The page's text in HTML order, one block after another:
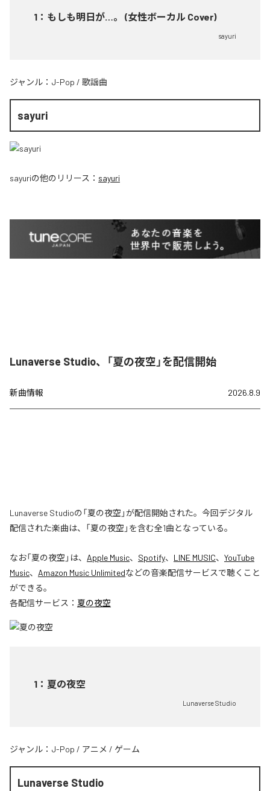
1 ： もしも明日が…。 (女性ボーカル Cover)
sayuri
ジャンル： J-Pop / 歌謡曲
sayuri
sayuriの他のリリース： sayuri
Lunaverse Studio、「夏の夜空」を配信開始
新曲情報 2026.8.9
Lunaverse Studioの「夏の夜空」が配信開始された。今回デジタル
配信された楽曲は、「夏の夜空」を含む全1曲となっている。
なお「夏の夜空 」は、 Apple Music、 Spotify、 LINE MUSIC、 YouTube
Music、 Amazon Music Unlimitedなどの音楽配信サービスで聴くこと
ができる。
各配信サービス： 夏の夜空
1 ： 夏の夜空
Lunaverse Studio
ジャンル： J-Pop / アニメ / ゲーム
Lunaverse Studio